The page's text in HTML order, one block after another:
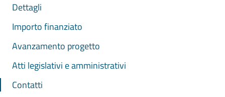
Dettagli
Importo finanziato
Avanzamento progetto
Atti legislativi e amministrativi
Contatti